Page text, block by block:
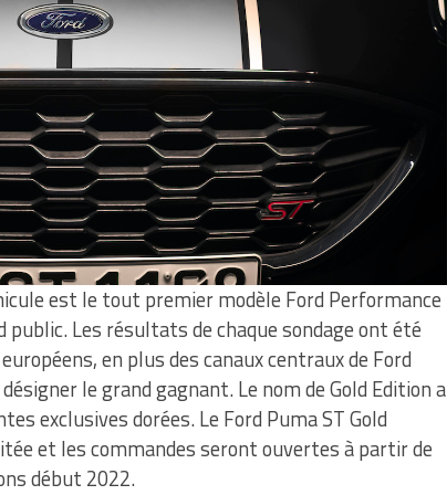
est le tout premier modèle Ford Performance
public. Les résultats de chaque sondage ont été
en plus des canaux centraux de Ford
le grand gagnant. Le nom de Gold Edition a
exclusives dorées. Le Ford Puma ST Gold
et les commandes seront ouvertes à partir de
début 2022.